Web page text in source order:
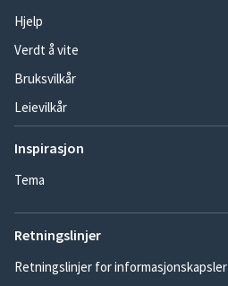
Hjelp
Verdt å vite
Bruksvilkår
Leievilkår
Inspirasjon
Tema
Retningslinjer
Retningslinjer for informasjonskapsler